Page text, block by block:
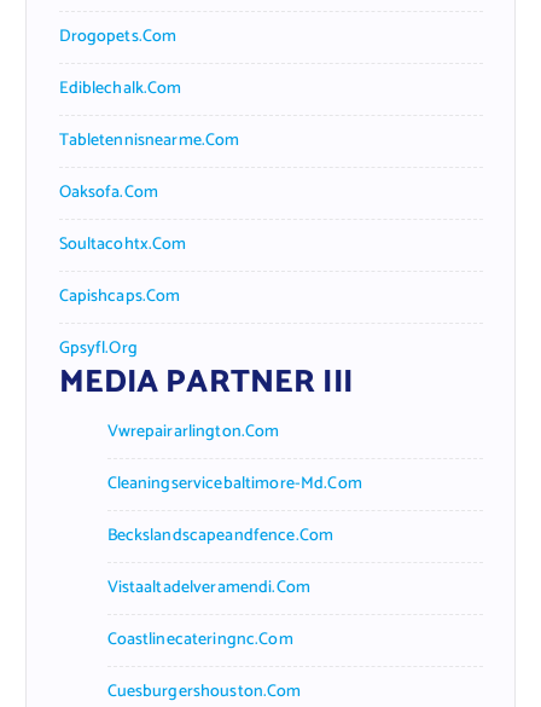
Drogopets.com
Ediblechalk.com
Tabletennisnearme.com
Oaksofa.com
Soultacohtx.com
Capishcaps.com
Gpsyfl.org
MEDIA PARTNER III
Vwrepairarlington.com
Cleaningservicebaltimore-Md.com
Beckslandscapeandfence.com
Vistaaltadelveramendi.com
Coastlinecateringnc.com
Cuesburgershouston.com